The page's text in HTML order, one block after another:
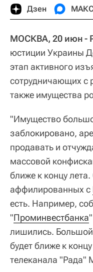
Дзен
МОСКВА, 20 июн -
юстиции Украины
этап активного
сотрудничающих с
также имущества
"Имущество
заблокировано,
продавать и
массовой
ближе к концу
аффилированных с
есть. Например,
"Проминвестбанка
лишились.
будет ближе к
телеканала "Рада"